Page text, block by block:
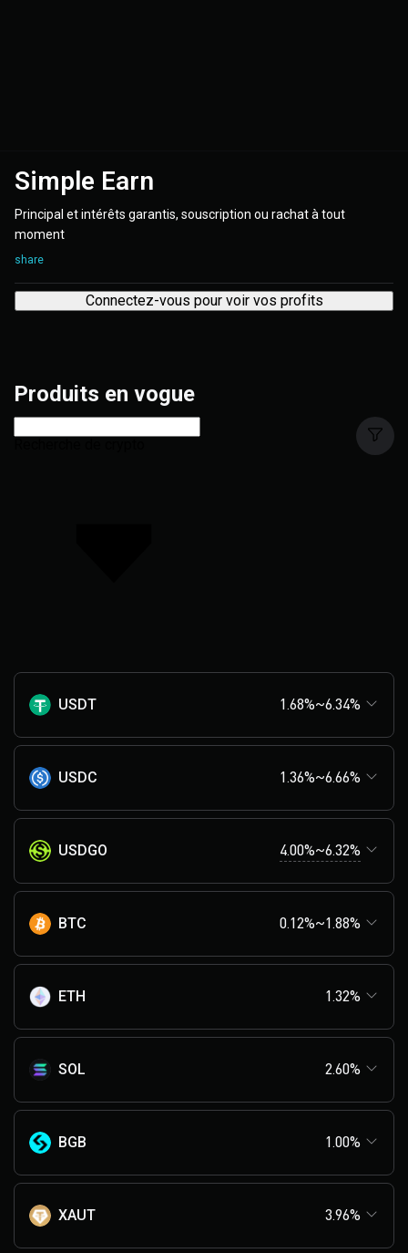
Simple Earn
Principal et intérêts garantis, souscription ou rachat à tout
moment
share
Connectez-vous pour voir vos profits
Produits en vogue
USDT 1.68%~6.34%
USDC 1.36%~6.66%
USDGO 4.00%~6.32%
BTC 0.12%~1.88%
ETH 1.32%
SOL 2.60%
BGB 1.00%
XAUT 3.96%